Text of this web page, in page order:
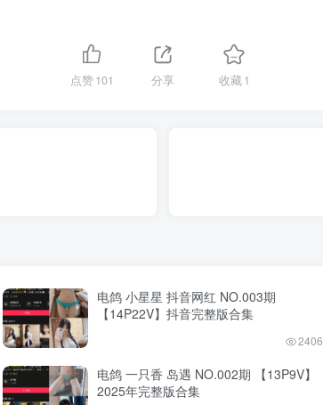
点赞101 分享 收藏1
电鸽 小星星 抖音网红 NO.003期
【14P22V】抖音完整版合集
2406
电鸽 一只香 岛遇 NO.002期 【13P9V】
2025年完整版合集